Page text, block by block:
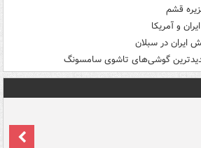
قشم
و آمریکا
ایران در سبلان
گوشی‌های تاشوی سامسونگ